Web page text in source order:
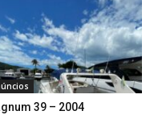
39 – 2004